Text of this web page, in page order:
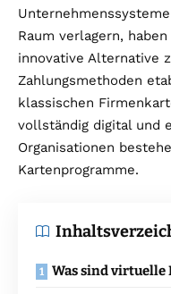
Raum verlagern,
innovative Alternative
Zahlungsmethoden
klassischen
vollständig digital und
Organisationen
Kartenprogramme.
Was sind